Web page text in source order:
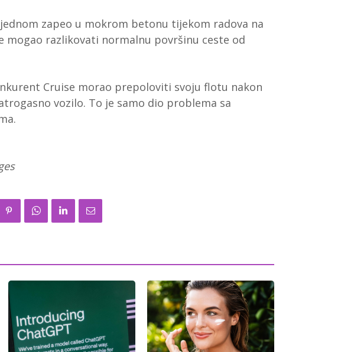
zapeo u mokrom betonu tijekom radova na
mogao razlikovati normalnu površinu ceste od
Cruise morao prepoloviti svoju flotu nakon
vozilo. To je samo dio problema sa